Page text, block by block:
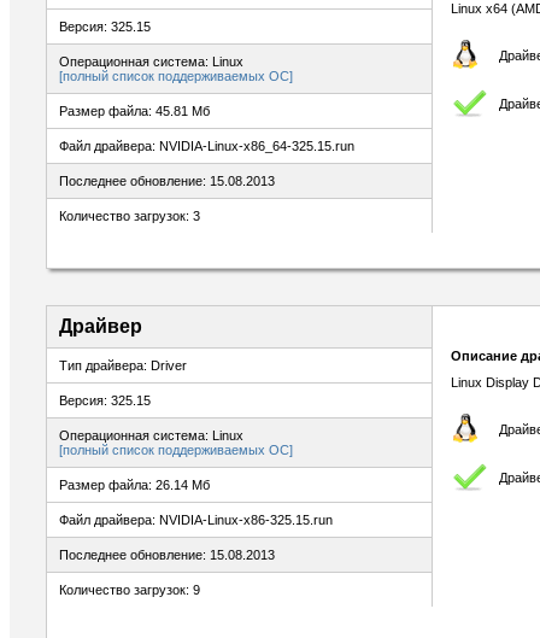
Версия: 325.15
Операционная система: Linux
[полный список поддерживаемых ОС]
Размер файла: 45.81 Мб
Файл драйвера: NVIDIA-Linux-x86_64-325.15.run
Последнее обновление: 15.08.2013
Количество загрузок: 3
Linux x64
Драйвер
Тип драйвера: Driver
Версия: 325.15
Операционная система: Linux
[полный список поддерживаемых ОС]
Размер файла: 26.14 Мб
Файл драйвера: NVIDIA-Linux-x86-325.15.run
Последнее обновление: 15.08.2013
Количество загрузок: 9
Описание
Linux Display